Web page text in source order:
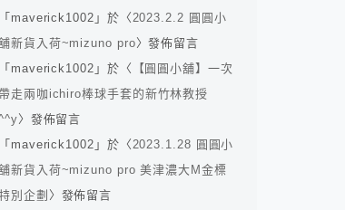
「 maverick1002 」於〈2023.2.2 圓圓小
新貨入荷~mizuno pro〉發佈留言
「 maverick1002 」於〈
【圓圓小舖】一次
走兩咖ichiro棒球手套的新竹林教授
〉發佈留言
「 maverick1002 」於〈2023.1.28 圓圓小
新貨入荷~mizuno pro 美津濃大M金標
別企劃 〉發佈留言